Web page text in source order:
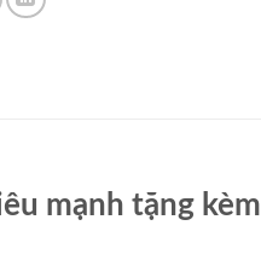
mạnh tặng kèm